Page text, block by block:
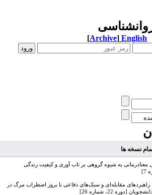
English
[Archive]
نسخه ها
به شیوه گروهی بر تاب آوری و کیفیت زندگی
مقابله‌ای و سبک‌های دفاعی با بروز اضطراب مرگ در
22، شماره 26]